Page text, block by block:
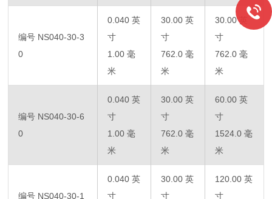
编号 NS040-30-3
0
0.040 英
寸
1.00 毫
米
30.00 英
寸
762.0 毫
米
30.00 英
寸
762.0 毫
米
编号 NS040-30-6
0
0.040 英
寸
1.00 毫
米
30.00 英
寸
762.0 毫
米
60.00 英
寸
1524.0 毫
米
编号 NS040-30-1
0.040 英
寸
30.00 英
寸
120.00 英
寸